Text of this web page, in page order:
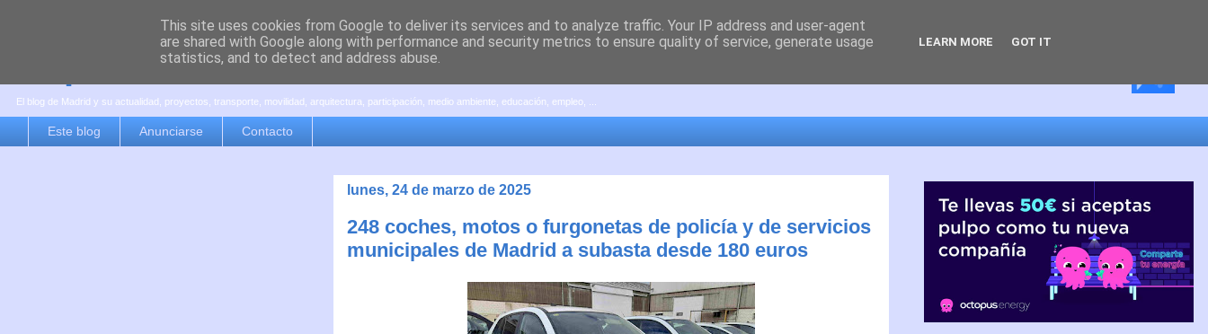
es por madrid
El blog de Madrid y su actualidad, proyectos, transporte, movilidad, arquitectura, participación, medio ambiente, educación, empleo, ...
Este blog Anunciarse Contacto
lunes, 24 de marzo de 2025
248 coches, motos o furgonetas de policía y de servicios
municipales de Madrid a subasta desde 180 euros
This site uses cookies from Google to deliver its services and to analyze traffic. Your IP address and user-agent
are shared with Google along with performance and security metrics to ensure quality of service, generate usage
statistics, and to detect and address abuse.
LEARN MORE GOT IT